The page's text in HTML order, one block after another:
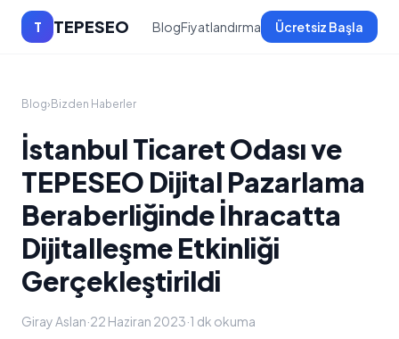
T TEPESEO BlogFiyatlandırma Ücretsiz Başla
Blog› Bizden Haberler
İstanbul Ticaret Odası ve
TEPESEO Dijital Pazarlama
Beraberliğinde İhracatta
Dijitalleşme Etkinliği
Gerçekleştirildi
Giray Aslan·22 Haziran 2023·1 dk okuma